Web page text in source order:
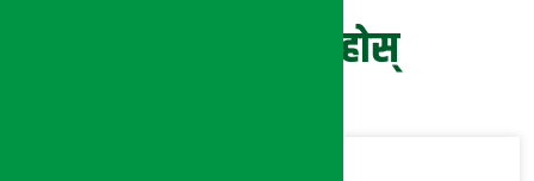
प्रतिक्रिया दिनुहोस्